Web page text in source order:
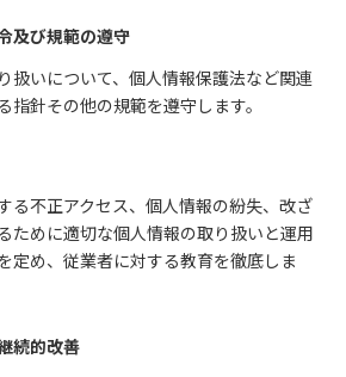
及び規範の遵守
扱いについて、個人情報保護法など関連
指針その他の規範を遵守します。
る不正アクセス、個人情報の紛失、改ざ
ために適切な個人情報の取り扱いと運用
定め、従業者に対する教育を徹底しま
続的改善